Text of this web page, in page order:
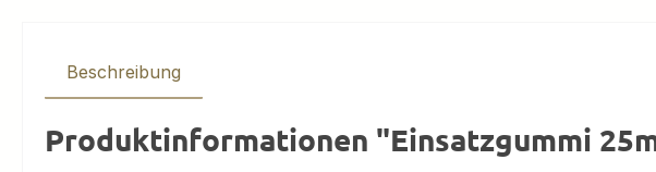
Beschreibung
Produktinformationen "Einsatzgummi